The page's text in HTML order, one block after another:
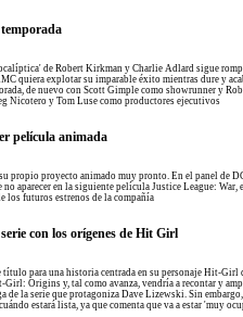
de Robert Kirkman y Charlie Adlard sigue
quiera explotar su imparable éxito mientras dure y
de nuevo con Scott Gimple como showrunner y
Nicotero y Tom Luse como productores ejecutivos
película animada
propio proyecto animado muy pronto. En el panel de
aparecer en la siguiente película Justice League: War,
los futuros estrenos de la compañía
con los orígenes de Hit Girl
para una historia centrada en su personaje Hit-Girl
Origins y, tal como avanza, vendría a recontar y
de la serie que protagoniza Dave Lizewski. Sin
estará lista, ya que comenta que va a estar 'muy